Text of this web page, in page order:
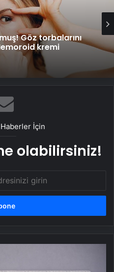
Göz torbalarını
kokuya son!
2 malzeme
İçin
olabilirsiniz!